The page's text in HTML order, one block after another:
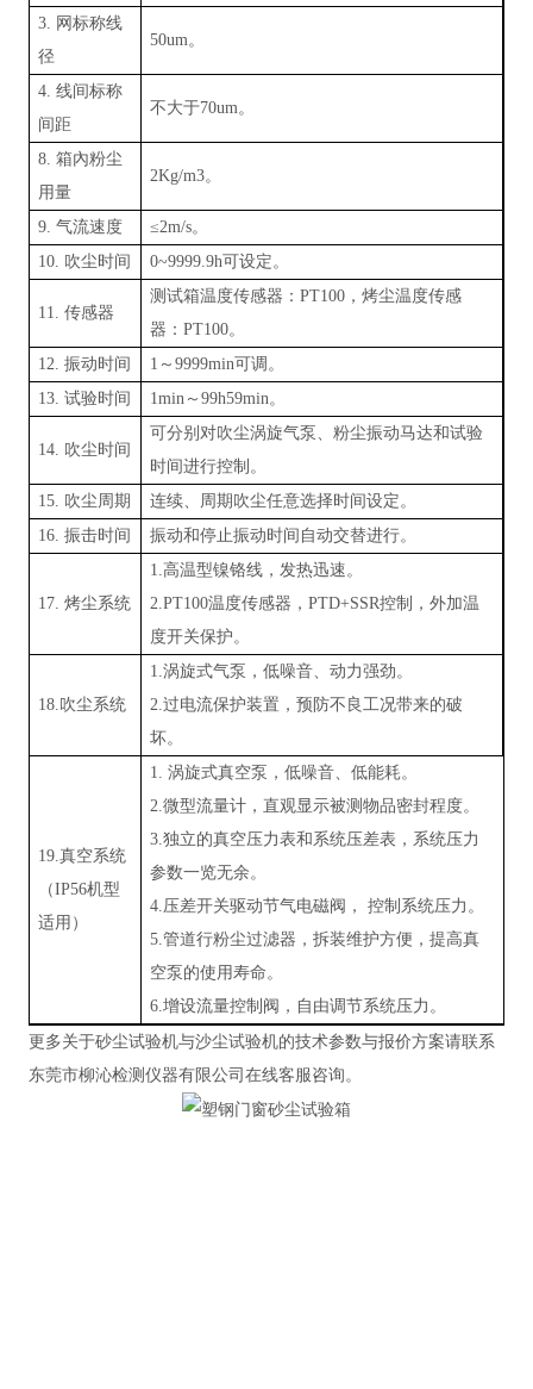
3. 网标称线
径
50um。
4. 线间标称
间距
不大于70um。
8. 箱內粉尘
用量
2Kg/m3。
9. 气流速度 ≤2m/s。
10. 吹尘时间 0~9999.9h可设定。
11. 传感器
测试箱温度传感器： PT100，烤尘温度传感
器：PT100。
12. 振动时间
1～9999min可调 。
13. 试验时间
1min～99h59min。
14. 吹尘时间
可分别对吹尘涡旋气泵、粉尘振动马达和试验
时间进行控制。
15. 吹尘周期
连续、周期吹尘任意选择时间设定。
16. 振击时间 振动和停止振动时间自动交替进行。
17. 烤尘系统
1.高温型镍铬线，发热迅速。
2.PT100温度传感器，PTD+SSR控制，外加温
度开关保护。
18.吹尘系统
1.涡旋式气泵，低噪音、动力强劲。
2.过电流保护装置，预防不良工况带来的破
坏。
19.真空系统
（IP56机型
适用）
1. 涡旋式真空泵，低噪音、低能耗。
2.微型流量计，直观显示被测物品密封程度。
3.独立的真空压力表和系统压差表，系统压力
参数一览无余。
4.压差开关驱动节气电磁阀，
控制系统压力 。
5.管道行粉尘过滤器，拆装维护方便，提高真
空泵的使用寿命。
6.增设流量控制阀，自由调节系统压力 。
更多关于砂尘试验机与沙尘试验机的技术参数与报价方案请联系
东莞市柳沁检测仪器有限公司在线客服咨询。